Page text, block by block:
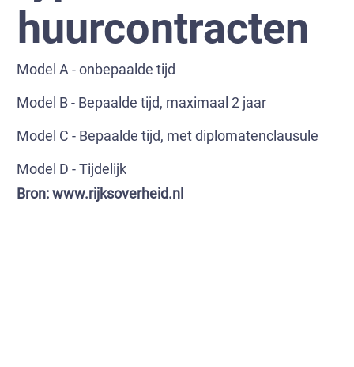
huurcontracten
Model A - onbepaalde tijd
Model B - Bepaalde tijd, maximaal 2 jaar
Model C - Bepaalde tijd, met diplomatenclausule
Model D - Tijdelijk
Bron:www.rijksoverheid.nl